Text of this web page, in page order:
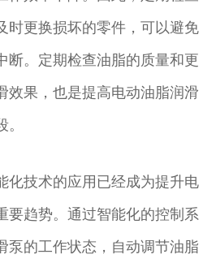
时更换损坏的零件，可以避免
断。定期检查油脂的质量和更
效果，也是提高电动油脂润滑
化技术的应用已经成为提升电
要趋势。通过智能化的控制系
泵的工作状态，自动调节油脂